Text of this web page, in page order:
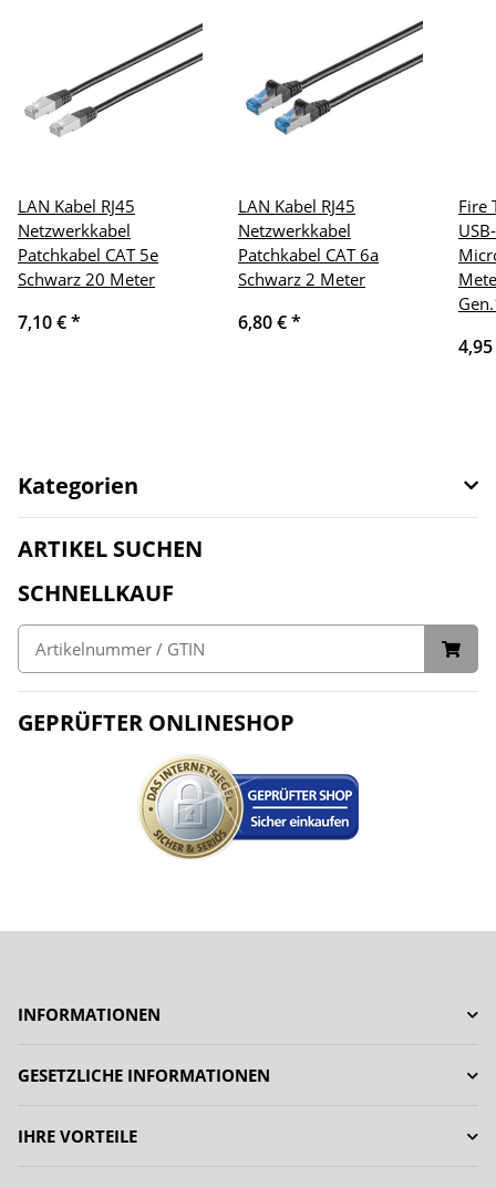
LAN Kabel RJ45
Netzwerkkabel
Patchkabel CAT 5e
Schwarz 20 Meter
7,10 €*
LAN Kabel RJ45
Netzwerkkabel
Patchkabel CAT 6a
Schwarz 2 Meter
6,80 €*
Fire
Kategorien
ARTIKEL SUCHEN
SCHNELLKAUF
GEPRÜFTER ONLINESHOP
INFORMATIONEN
GESETZLICHE INFORMATIONEN
IHRE VORTEILE